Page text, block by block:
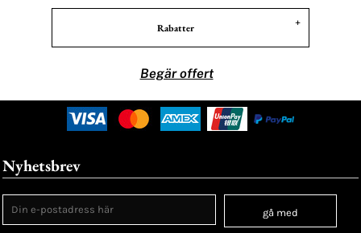
Rabatter
Begär offert
Nyhetsbrev
gå med